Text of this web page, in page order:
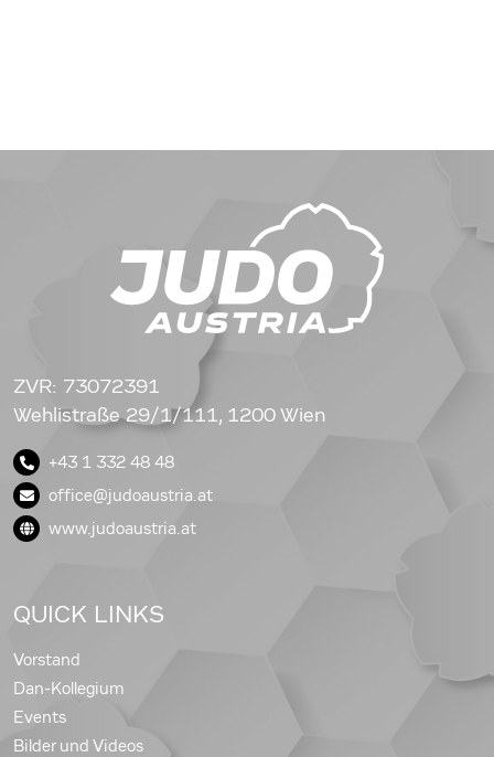
ZVR: 73072391
Wehlistraße 29/1/111, 1200 Wien
+43 1 332 48 48
office@judoaustria.at
www.judoaustria.at
QUICK LINKS
Vorstand
Dan-Kollegium
Events
Bilder und Videos